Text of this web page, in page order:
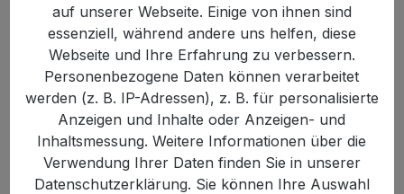
Bildergalerie überspringen
auf unserer Webseite. Einige von ihnen sind
essenziell, während andere uns helfen, diese
Webseite und Ihre Erfahrung zu verbessern.
Personenbezogene Daten können verarbeitet
werden (z. B. IP-Adressen), z. B. für personalisierte
Anzeigen und Inhalte oder Anzeigen- und
Inhaltsmessung. Weitere Informationen über die
Verwendung Ihrer Daten finden Sie in unserer
Datenschutzerklärung. Sie können Ihre Auswahl